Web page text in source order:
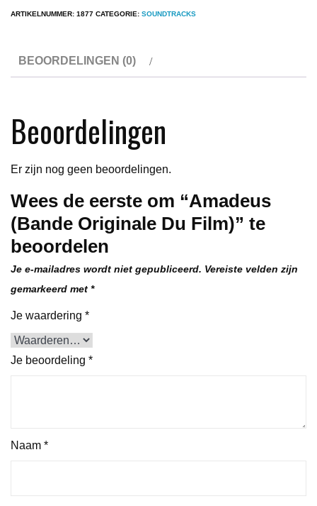
ARTIKELNUMMER: 1877 CATEGORIE: SOUNDTRACKS
BEOORDELINGEN (0)
Beoordelingen
Er zijn nog geen beoordelingen.
Wees de eerste om “Amadeus
(Bande Originale Du Film)” te
beoordelen
Je e-mailadres wordt niet gepubliceerd. Vereiste velden zijn
gemarkeerd met *
Je waardering *
Je beoordeling *
Naam *